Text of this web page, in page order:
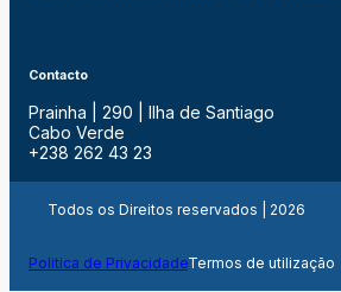
Contacto
Prainha | 290 | Ilha de Santiago
Cabo Verde
+238 262 43 23
Todos os Direitos reservados | 2026
Politica de PrivacidadeTermos de utilização